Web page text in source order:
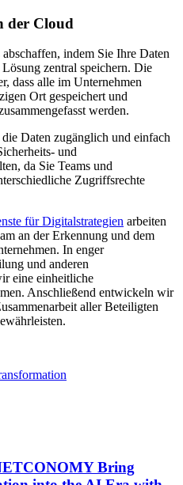
der Cloud
indem Sie Ihre Daten
zentral speichern. Die
dass alle im Unternehmen
Ort gespeichert und
werden.
Daten zugänglich und einfach
und
da Sie Teams und
Zugriffsrechte
für Digitalstrategien arbeiten
an der Erkennung und dem
In enger
und anderen
eine einheitliche
Anschließend entwickeln wir
aller Beteiligten
Bring